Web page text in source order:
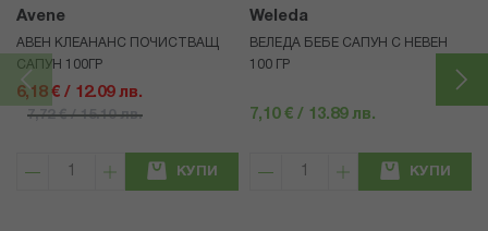
Avene
АВЕН КЛЕАНАНС ПОЧИСТВАЩ
САПУН 100ГР
6,18 € / 12.09 лв.
7,72 € / 15.10 лв.
КУПИ
Weleda
ВЕЛЕДА БЕБЕ САПУН С НЕВЕН
100 ГР
7,10 € / 13.89 лв.
КУПИ